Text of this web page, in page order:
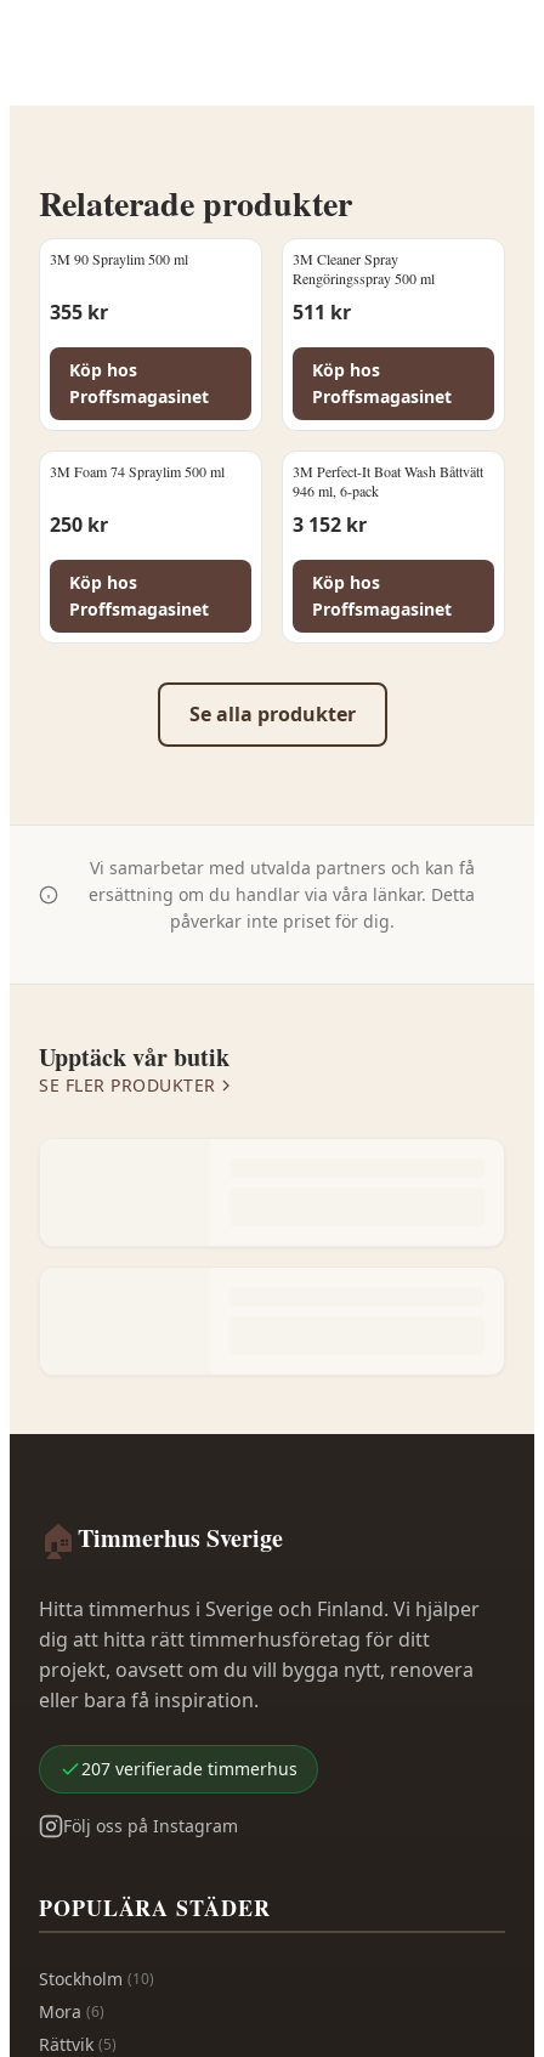
Relaterade produkter
3M 90 Spraylim 500 ml
355 kr
Köp hos
Proffsmagasinet
3M Cleaner Spray
Rengöringsspray 500 ml
511 kr
Köp hos
Proffsmagasinet
3M Foam 74 Spraylim 500 ml
250 kr
Köp hos
Proffsmagasinet
3M Perfect-It Boat Wash Båttvätt
946 ml, 6-pack
3 152 kr
Köp hos
Proffsmagasinet
Se alla produkter
Vi samarbetar med utvalda partners och kan få
ersättning om du handlar via våra länkar. Detta
påverkar inte priset för dig.
Upptäck vår butik
SE FLER PRODUKTER
🏠Timmerhus Sverige
Hitta timmerhus i Sverige och Finland. Vi hjälper
dig att hitta rätt timmerhusföretag för ditt
projekt, oavsett om du vill bygga nytt, renovera
eller bara få inspiration.
207 verifierade timmerhus
Följ oss på Instagram
POPULÄRA STÄDER
Stockholm (10)
Mora (6)
Rättvik (5)